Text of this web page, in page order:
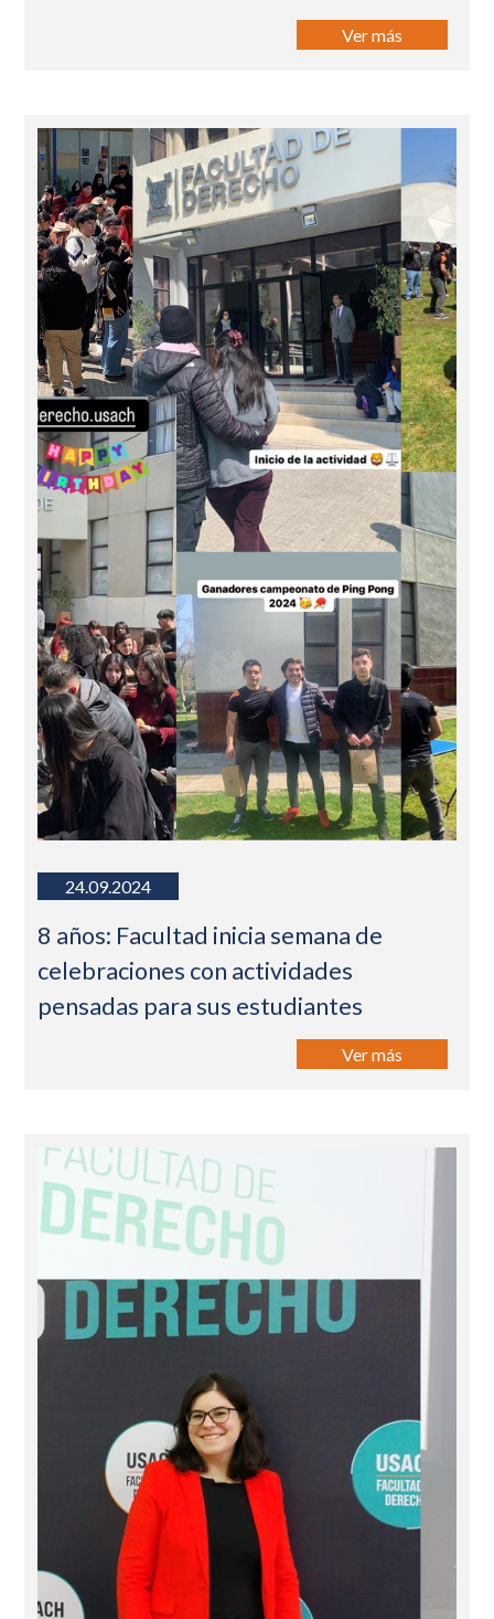
Ver más
24.09.2024
8 años: Facultad inicia semana de
celebraciones con actividades
pensadas para sus estudiantes
Ver más